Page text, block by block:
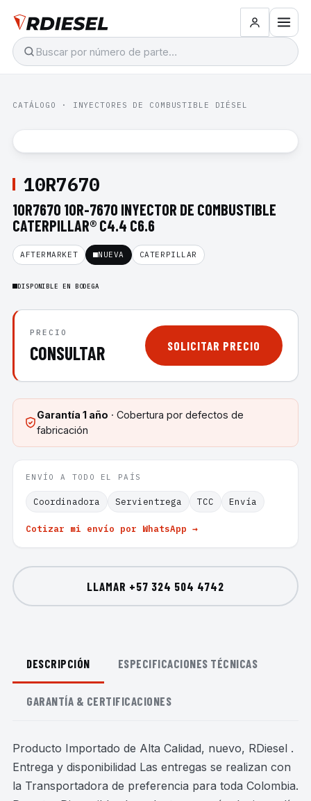
CATÁLOGO · INYECTORES DE COMBUSTIBLE DIÉSEL
10R7670
10R7670 10R-7670 INYECTOR DE COMBUSTIBLE
CATERPILLAR® C4.4 C6.6
AFTERMARKET NUEVA CATERPILLAR
DISPONIBLE EN BODEGA
PRECIO
CONSULTAR SOLICITAR PRECIO
Garantía 1 año · Cobertura por defectos de
fabricación
ENVÍO A TODO EL PAÍS
Coordinadora Servientrega TCC Envía
Cotizar mi envío por WhatsApp →
LLAMAR +57 324 504 4742
DESCRIPCIÓN ESPECIFICACIONES TÉCNICAS
GARANTÍA & CERTIFICACIONES
Producto Importado de Alta Calidad, nuevo, RDiesel .
Entrega y disponibilidad Las entregas se realizan con
la Transportadora de preferencia para toda Colombia.